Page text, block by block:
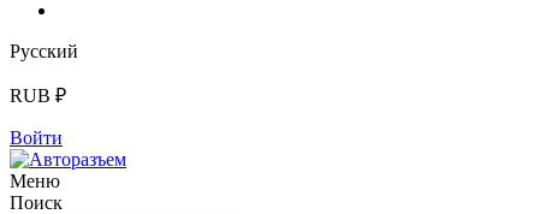
Русский
RUB ₽
Войти
Меню
Поиск